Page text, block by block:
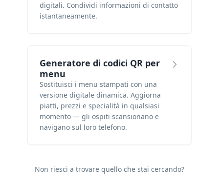
digitali. Condividi informazioni di contatto
istantaneamente.
Generatore di codici QR per
menu
Sostituisci i menu stampati con una
versione digitale dinamica. Aggiorna
piatti, prezzi e specialità in qualsiasi
momento — gli ospiti scansionano e
navigano sul loro telefono.
Non riesci a trovare quello che stai cercando?